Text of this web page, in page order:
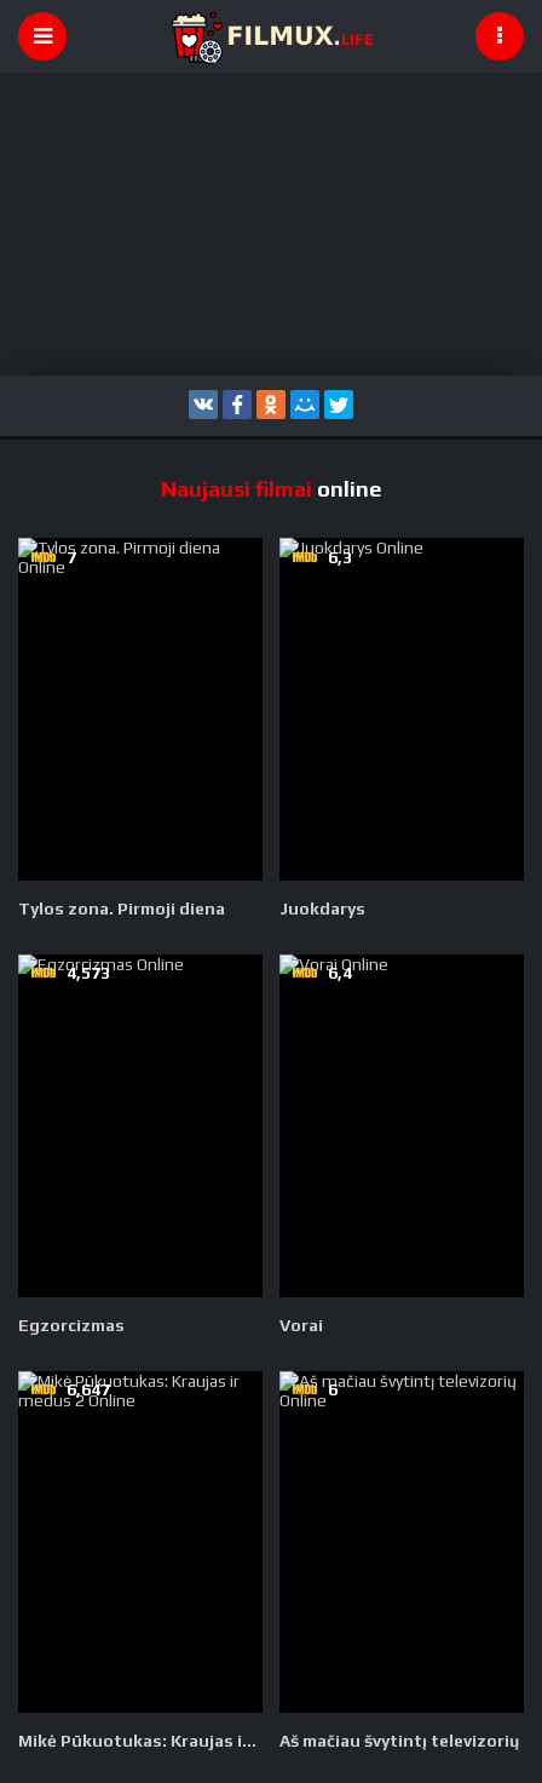
Naujausi filmai online
Tylos zona. Pirmoji diena
7
Juokdarys
6,3
Egzorcizmas
4,573
Vorai
6,4
Mikė Pūkuotukas: Kraujas ir medus 2
6,647
Aš mačiau švytintį televizorių
6